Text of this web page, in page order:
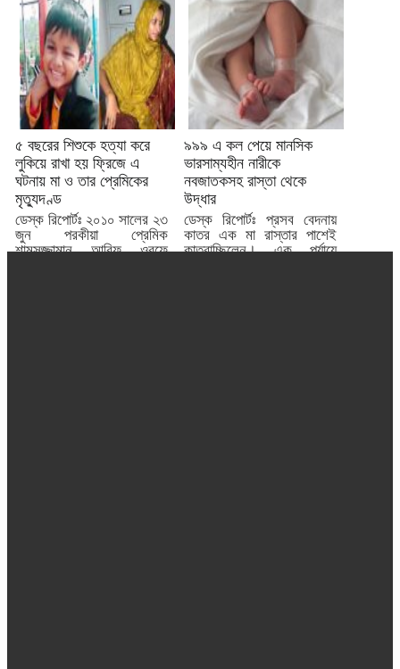
৫ বছরের শিশুকে হত্যা করে
লুকিয়ে রাখা হয় ফ্রিজে এ
ঘটনায় মা ও তার প্রেমিকের
মৃত্যুদণ্ড
ডেস্ক রিপোর্টঃ ২০১০ সালের ২৩
জুন পরকীয়া প্রেমিক
শামসুজ্জামান আরিফ ওরফে
৯৯৯ এ কল পেয়ে মানসিক
ভারসাম্যহীন নারীকে
নবজাতকসহ রাস্তা থেকে
উদ্ধার
ডেস্ক রিপোর্টঃ প্রসব বেদনায়
কাতর এক মা রাস্তার পাশেই
কাতরাচ্ছিলেন। এক পর্যায়ে